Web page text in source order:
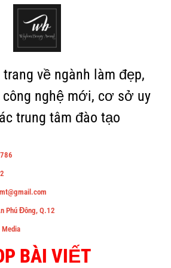
trang về ngành làm đẹp,
nghệ mới, cơ sở uy
trung tâm đào tạo
Phú Đông, Q.12
Media
BÀI VIẾT